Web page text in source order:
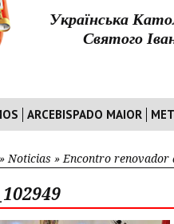
Українська
Святого
ARCEBISPADO MAIOR
» Noticias » Encontro renovador